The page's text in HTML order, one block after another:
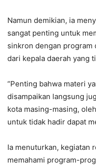
Namun demikian, ia
sangat penting untuk
sinkron dengan program
dari kepala daerah yang
“Penting bahwa materi
disampaikan langsung
kota masing-masing,
untuk tidak hadir dapat
Ia menuturkan, kegiatan
memahami program-